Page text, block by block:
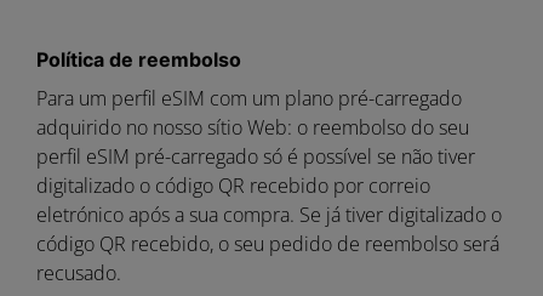
Política de reembolso
Para um perfil eSIM com um plano pré-carregado
adquirido no nosso sítio Web: o reembolso do seu
perfil eSIM pré-carregado só é possível se não tiver
digitalizado o código QR recebido por correio
eletrónico após a sua compra. Se já tiver digitalizado o
código QR recebido, o seu pedido de reembolso será
recusado.